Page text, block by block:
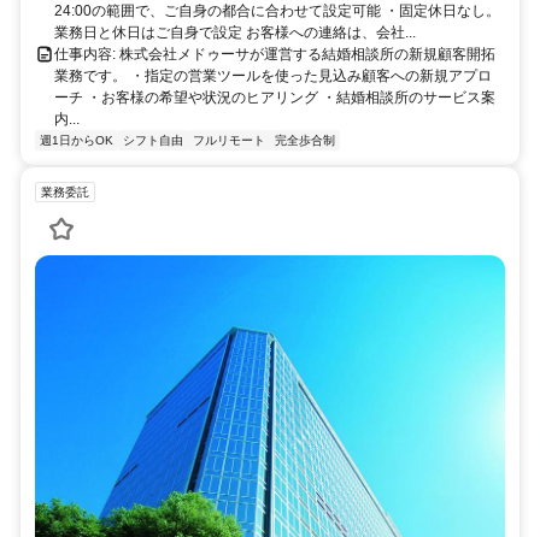
24:00の範囲で、ご自身の都合に合わせて設定可能 ・固定休日なし。
業務日と休日はご自身で設定 お客様への連絡は、会社...
仕事内容: 株式会社メドゥーサが運営する結婚相談所の新規顧客開拓
業務です。 ・指定の営業ツールを使った見込み顧客への新規アプロ
ーチ ・お客様の希望や状況のヒアリング ・結婚相談所のサービス案
内...
週1日からOK シフト自由 フルリモート 完全歩合制
業務委託